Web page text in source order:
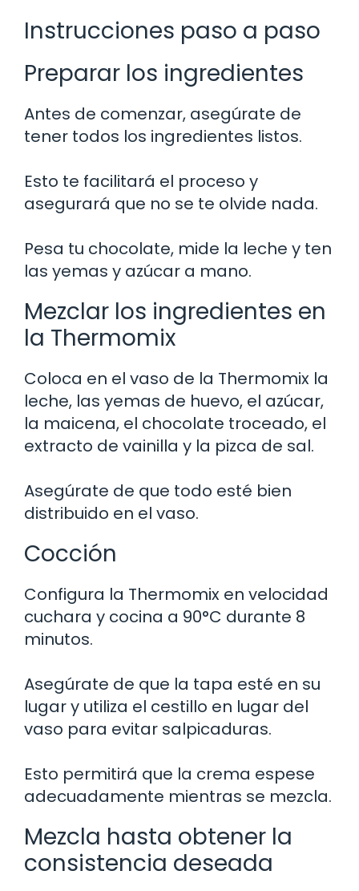
Instrucciones paso a paso
Preparar los ingredientes
Antes de comenzar, asegúrate de
tener todos los ingredientes listos.
Esto te facilitará el proceso y
asegurará que no se te olvide nada.
Pesa tu chocolate, mide la leche y ten
las yemas y azúcar a mano.
Mezclar los ingredientes en
la Thermomix
Coloca en el vaso de la Thermomix la
leche, las yemas de huevo, el azúcar,
la maicena, el chocolate troceado, el
extracto de vainilla y la pizca de sal.
Asegúrate de que todo esté bien
distribuido en el vaso.
Cocción
Configura la Thermomix en velocidad
cuchara y cocina a 90°C durante 8
minutos.
Asegúrate de que la tapa esté en su
lugar y utiliza el cestillo en lugar del
vaso para evitar salpicaduras.
Esto permitirá que la crema espese
adecuadamente mientras se mezcla.
Mezcla hasta obtener la
consistencia deseada